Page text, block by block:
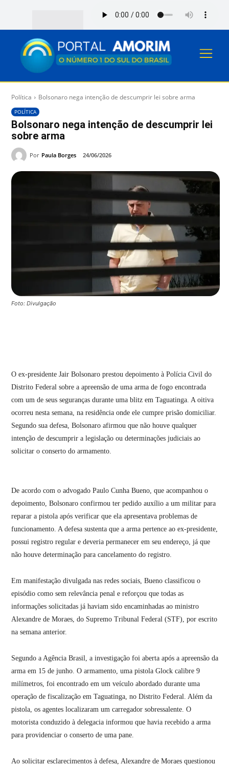
Política Bolsonaro nega intenção de descumprir lei sobre arma
POLÍTICA
Bolsonaro nega intenção de descumprir lei
sobre arma
Por Paula Borges 24/06/2026
Foto: Divulgação
O ex-presidente Jair Bolsonaro prestou depoimento à Polícia Civil do
Distrito Federal sobre a apreensão de uma arma de fogo encontrada
com um de seus seguranças durante uma blitz em Taguatinga. A oitiva
ocorreu nesta semana, na residência onde ele cumpre prisão domiciliar.
Segundo sua defesa, Bolsonaro afirmou que não houve qualquer
intenção de descumprir a legislação ou determinações judiciais ao
solicitar o conserto do armamento.
De acordo com o advogado Paulo Cunha Bueno, que acompanhou o
depoimento, Bolsonaro confirmou ter pedido auxílio a um militar para
reparar a pistola após verificar que ela apresentava problemas de
funcionamento. A defesa sustenta que a arma pertence ao ex-presidente,
possui registro regular e deveria permanecer em seu endereço, já que
não houve determinação para cancelamento do registro.
Em manifestação divulgada nas redes sociais, Bueno classificou o
episódio como sem relevância penal e reforçou que todas as
informações solicitadas já haviam sido encaminhadas ao ministro
Alexandre de Moraes, do Supremo Tribunal Federal (STF), por escrito
na semana anterior.
Segundo a Agência Brasil, a investigação foi aberta após a apreensão da
arma em 15 de junho. O armamento, uma pistola Glock calibre 9
milímetros, foi encontrado em um veículo abordado durante uma
operação de fiscalização em Taguatinga, no Distrito Federal. Além da
pistola, os agentes localizaram um carregador sobressalente. O
motorista conduzido à delegacia informou que havia recebido a arma
para providenciar o conserto de uma pane.
Ao solicitar esclarecimentos à defesa, Alexandre de Moraes questionou